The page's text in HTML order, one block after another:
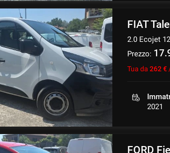
FIAT
2.0 Ecojet
Prezzo:
Tua da 262 €
2021
FORD